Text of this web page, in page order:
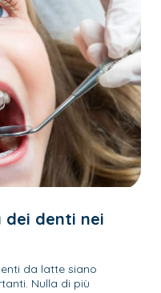
denti nei
da latte siano
Nulla di più